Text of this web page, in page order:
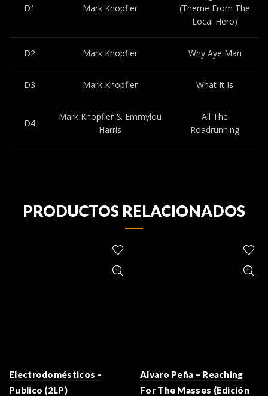
D1 Mark Knopfler
(Theme From The
Local Hero)
D2 Mark Knopfler Why Aye Man
D3 Mark Knopfler What It Is
D4
Mark Knopfler & Emmylou
Harris
All The
Roadrunning
PRODUCTOS RELACIONADOS
Electrodomésticos –
Publico (2LP)
Alvaro Peña – Reaching
For The Masses (Edición